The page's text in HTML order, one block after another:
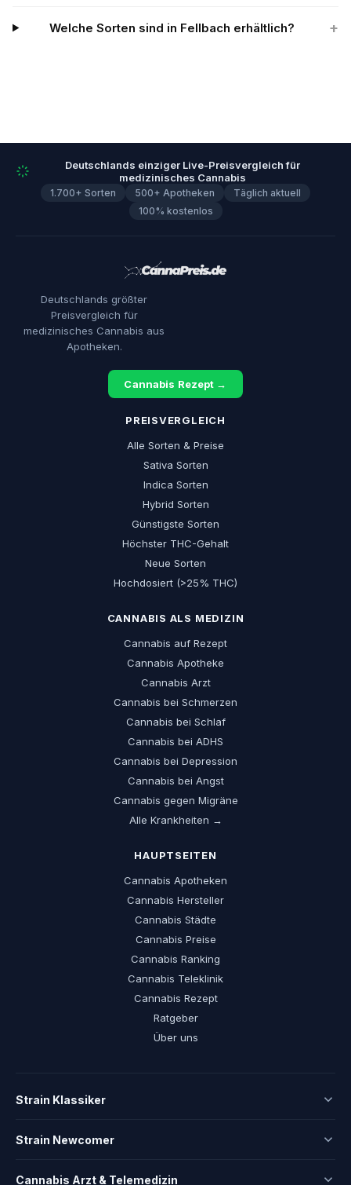
Welche Sorten sind in Fellbach erhältlich? +
Deutschlands einziger Live-Preisvergleich für
medizinisches Cannabis
1.700+ Sorten 500+ Apotheken
Täglich aktuell
100% kostenlos
Deutschlands größter
Preisvergleich für
medizinisches Cannabis aus
Apotheken.
Cannabis Rezept →
PREISVERGLEICH
Alle Sorten & Preise
Sativa Sorten
Indica Sorten
Hybrid Sorten
Günstigste Sorten
Höchster THC-Gehalt
Neue Sorten
Hochdosiert (>25% THC)
CANNABIS ALS MEDIZIN
Cannabis auf Rezept
Cannabis Apotheke
Cannabis Arzt
Cannabis bei Schmerzen
Cannabis bei Schlaf
Cannabis bei ADHS
Cannabis bei Depression
Cannabis bei Angst
Cannabis gegen Migräne
Alle Krankheiten →
HAUPTSEITEN
Cannabis Apotheken
Cannabis Hersteller
Cannabis Städte
Cannabis Preise
Cannabis Ranking
Cannabis Teleklinik
Cannabis Rezept
Ratgeber
Über uns
Strain Klassiker
Strain Newcomer
Cannabis Arzt & Telemedizin